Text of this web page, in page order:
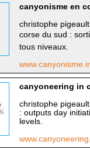
canyonisme en
christophe
corse du sud :
tous niveaux.
canyoneering in
christophe
: outputs day
levels.